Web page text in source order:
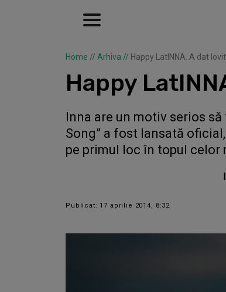
Home // Arhiva // Happy LatINNA. A dat
Happy
Inna are un motiv serios
Song” a fost lansată
pe primul loc în topul celor
Publicat: 17 aprilie 2014, 8:32